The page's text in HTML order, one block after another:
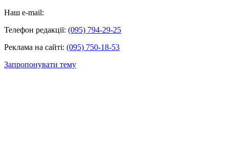
Наш e-mail:
Телефон редакції: (095) 794-29-25
Реклама на сайті: (095) 750-18-53
Запропонувати тему